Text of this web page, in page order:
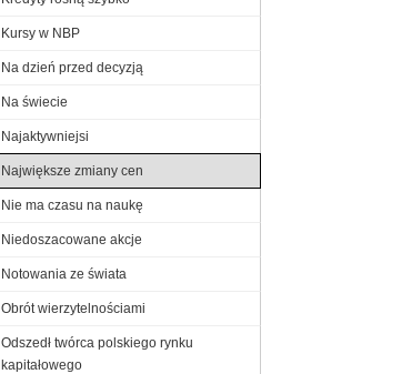
Kursy w NBP
Na dzień przed decyzją
Na świecie
Najaktywniejsi
Największe zmiany cen
Nie ma czasu na naukę
Niedoszacowane akcje
Notowania ze świata
Obrót wierzytelnościami
Odszedł twórca polskiego rynku
kapitałowego